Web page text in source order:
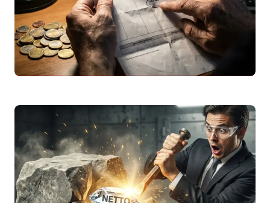
per Regione
Scopri cos’è l’addizionale regionaleIRPEF
2026, le aliquote delle 20 regioni italiane e
come calcolare l’impatto sul tuo stipendio
netto…